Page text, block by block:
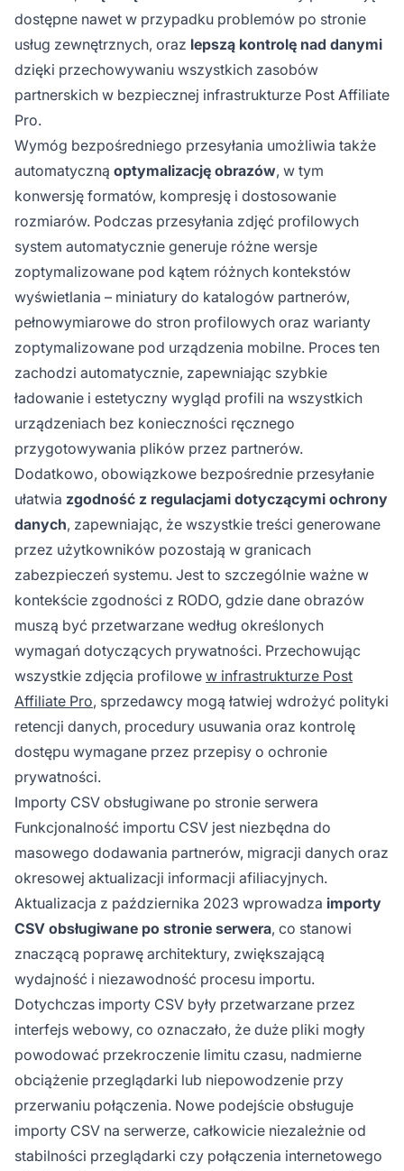
dostępne nawet w przypadku problemów po stronie
usług zewnętrznych, oraz lepszą kontrolę nad danymi
dzięki przechowywaniu wszystkich zasobów
partnerskich w bezpiecznej infrastrukturze Post Affiliate
Pro.
Wymóg bezpośredniego przesyłania umożliwia także
automatyczną optymalizację obrazów, w tym
konwersję formatów, kompresję i dostosowanie
rozmiarów. Podczas przesyłania zdjęć profilowych
system automatycznie generuje różne wersje
zoptymalizowane pod kątem różnych kontekstów
wyświetlania – miniatury do katalogów partnerów,
pełnowymiarowe do stron profilowych oraz warianty
zoptymalizowane pod urządzenia mobilne. Proces ten
zachodzi automatycznie, zapewniając szybkie
ładowanie i estetyczny wygląd profili na wszystkich
urządzeniach bez konieczności ręcznego
przygotowywania plików przez partnerów.
Dodatkowo, obowiązkowe bezpośrednie przesyłanie
ułatwia zgodność z regulacjami dotyczącymi ochrony
danych, zapewniając, że wszystkie treści generowane
przez użytkowników pozostają w granicach
zabezpieczeń systemu. Jest to szczególnie ważne w
kontekście zgodności z RODO, gdzie dane obrazów
muszą być przetwarzane według określonych
wymagań dotyczących prywatności. Przechowując
wszystkie zdjęcia profilowe w infrastrukturze Post
Affiliate Pro, sprzedawcy mogą łatwiej wdrożyć polityki
retencji danych, procedury usuwania oraz kontrolę
dostępu wymagane przez przepisy o ochronie
prywatności.
Importy CSV obsługiwane po stronie serwera
Funkcjonalność importu CSV jest niezbędna do
masowego dodawania partnerów, migracji danych oraz
okresowej aktualizacji informacji afiliacyjnych.
Aktualizacja z października 2023 wprowadza importy
CSV obsługiwane po stronie serwera, co stanowi
znaczącą poprawę architektury, zwiększającą
wydajność i niezawodność procesu importu.
Dotychczas importy CSV były przetwarzane przez
interfejs webowy, co oznaczało, że duże pliki mogły
powodować przekroczenie limitu czasu, nadmierne
obciążenie przeglądarki lub niepowodzenie przy
przerwaniu połączenia. Nowe podejście obsługuje
importy CSV na serwerze, całkowicie niezależnie od
stabilności przeglądarki czy połączenia internetowego